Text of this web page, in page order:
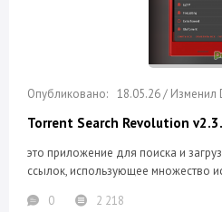
18.05.26 / Изменил
Torrent Search Revolution
это приложение для поиска и
ссылок, использующее множество
0
2 218